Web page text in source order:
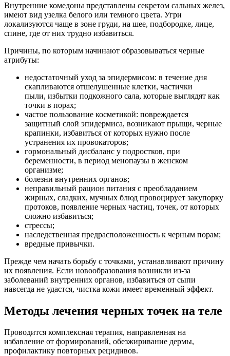
Внутренние комедоны представлены секретом сальных желез,
имеют вид узелка белого или темного цвета. Угри
локализуются чаще в зоне груди, на шее, подбородке, лице,
спине, где от них трудно избавиться.
Причины, по которым начинают образовываться черные
атрибуты:
недостаточный уход за эпидермисом: в течение дня
скапливаются отшелушенные клетки, частички
пыли, избытки подкожного сала, которые выглядят как
точки в порах;
частое пользование косметикой: повреждается
защитный слой эпидермиса, возникают прыщи, черные
крапинки, избавиться от которых нужно после
устранения их провокаторов;
гормональный дисбаланс у подростков, при
беременности, в период менопаузы в женском
организме;
болезни внутренних органов;
неправильный рацион питания с преобладанием
жирных, сладких, мучных блюд провоцирует закупорку
протоков, появление черных частиц, точек, от которых
сложно избавиться;
стрессы;
наследственная предрасположенность к черным порам;
вредные привычки.
Прежде чем начать борьбу с точками, устанавливают причину
их появления. Если новообразования возникли из-за
заболеваний внутренних органов, избавиться от сыпи
навсегда не удастся, чистка кожи имеет временный эффект.
Методы лечения черных точек на теле
Проводится комплексная терапия, направленная на
избавление от формирований, обезжиривание дермы,
профилактику повторных рецидивов.